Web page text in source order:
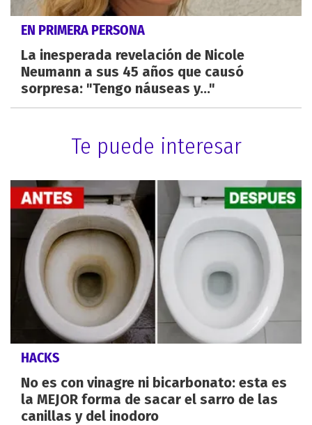
EN PRIMERA PERSONA
La inesperada revelación de Nicole
Neumann a sus 45 años que causó
sorpresa: "Tengo náuseas y..."
Te puede interesar
HACKS
No es con vinagre ni bicarbonato: esta es
la MEJOR forma de sacar el sarro de las
canillas y del inodoro